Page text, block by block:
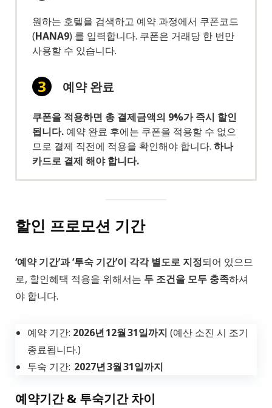
원하는 호텔을 검색하고 예약 과정에서 쿠폰코드
(HANA9) 를 입력합니다. 쿠폰은 거래당 한 번만
사용할 수 있습니다.
예약 완료
쿠폰을 적용하면 총 결제금액의 9%가 즉시 할인
됩니다. 예약 완료 후에는 쿠폰을 적용할 수 없으
므로 결제 직전에 적용을 확인해야 합니다. 하나
카드로 결제 해야 합니다.
할인 프로모션 기간
‘예약 기간’과 ‘투숙 기간’이 각각 별도로 지정되어 있으므
로, 할인혜택 적용을 위해서는 두 조건을 모두 충족하셔
야 합니다.
예약 기간: 2026년 12월 31일까지 (예산 소진 시 조기
종료됩니다.)
투숙 기간: 2027년 3월 31일까지
예약기간 & 투숙기간 차이